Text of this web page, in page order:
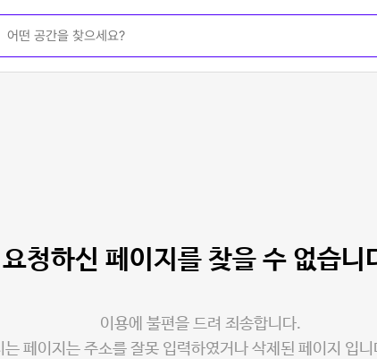
요청하신 페이지를 찾을 수 없습니
이용에 불편을 드려 죄송합니다.
는 페이지는 주소를 잘못 입력하였거나 삭제된 페이지 입니